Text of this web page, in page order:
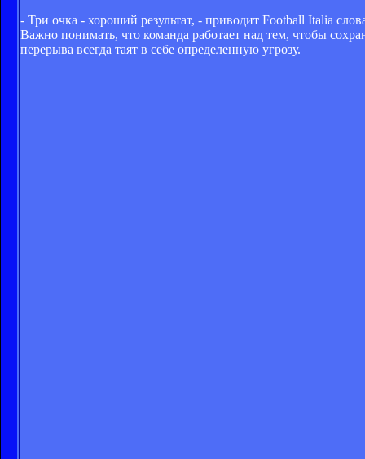
- Три очка - хороший результат, - приводит Football Italia
Важно понимать, что команда работает над тем, чтобы
перерыва всегда таят в себе определенную угрозу.